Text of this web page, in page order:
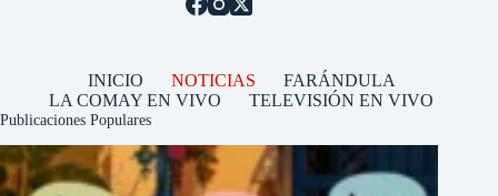
INICIO NOTICIAS
FARÁNDULA
LA COMAY EN VIVO
TELEVISIÓN EN VIVO
Publicaciones Populares